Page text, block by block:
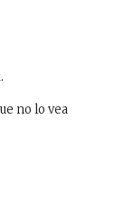
no lo vea